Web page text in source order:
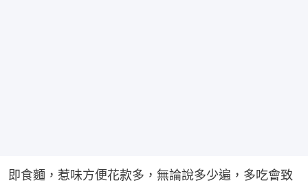
即食麵，惹味方便花款多，無論說多少遍，多吃會致